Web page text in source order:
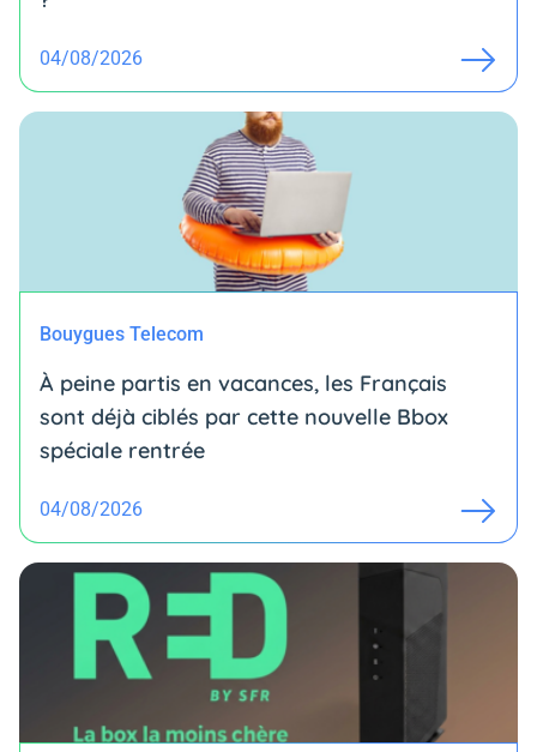
04/08/2026
Bouygues Telecom
À peine partis en vacances, les Français
sont déjà ciblés par cette nouvelle Bbox
spéciale rentrée
04/08/2026